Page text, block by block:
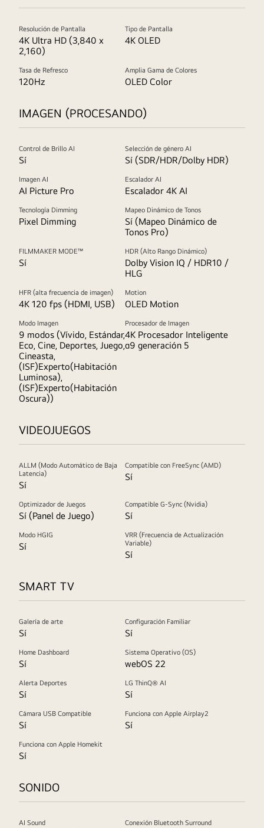
Resolución de Pantalla
4K Ultra HD (3,840 x
2,160)
Tipo de Pantalla
4K OLED
Tasa de Refresco
120Hz
Amplia Gama de Colores
OLED Color
IMAGEN (PROCESANDO)
Control de Brillo AI
Sí
Selección de género AI
Sí (SDR/HDR/Dolby HDR)
Imagen AI
AI Picture Pro
Escalador AI
Escalador 4K AI
Tecnología Dimming
Pixel Dimming
Mapeo Dinámico de Tonos
Sí (Mapeo Dinámico de
Tonos Pro)
FILMMAKER MODE™
Sí
HDR (Alto Rango Dinámico)
Dolby Vision IQ / HDR10 /
HLG
HFR (alta frecuencia de imagen)
4K 120 fps (HDMI, USB)
Motion
OLED Motion
Modo Imagen
9 modos (Vívido, Estándar,
Eco, Cine, Deportes, Juego,
Cineasta,
(ISF)Experto(Habitación
Luminosa),
(ISF)Experto(Habitación
Oscura))
Procesador de Imagen
4K Procesador Inteligente
α9 generación 5
VIDEOJUEGOS
ALLM (Modo Automático de Baja
Latencia)
Sí
Compatible con FreeSync (AMD)
Sí
Optimizador de Juegos
Sí (Panel de Juego)
Compatible G-Sync (Nvidia)
Sí
Modo HGIG
Sí
VRR (Frecuencia de Actualización
Variable)
Sí
SMART TV
Galería de arte
Sí
Configuración Familiar
Sí
Home Dashboard
Sí
Sistema Operativo (OS)
webOS 22
Alerta Deportes
Sí
LG ThinQ® AI
Sí
Cámara USB Compatible
Sí
Funciona con Apple Airplay2
Sí
Funciona con Apple Homekit
Sí
SONIDO
AI Sound Conexión Bluetooth Surround